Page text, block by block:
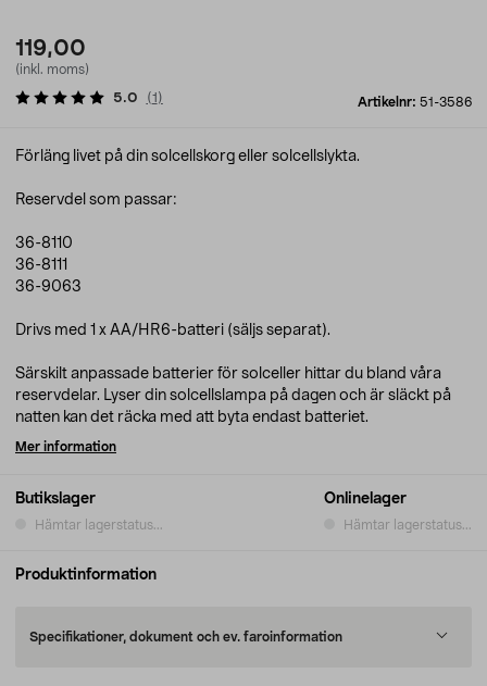
119,00
(inkl. moms)
Artikelnr: 51-3586
5.0 (1 )
Butikslager
Hämtar lagerstatus...
Onlinelager
Hämtar lagerstatus...
Förläng livet på din solcellskorg eller solcellslykta.
Reservdel som passar:
36-8110
36-8111
36-9063
Drivs med 1 x AA/HR6-batteri (säljs separat).
Särskilt anpassade batterier för solceller hittar du bland våra
reservdelar. Lyser din solcellslampa på dagen och är släckt på
natten kan det räcka med att byta endast batteriet.
Mer information
Produktinformation
Specifikationer, dokument och ev. faroinformation